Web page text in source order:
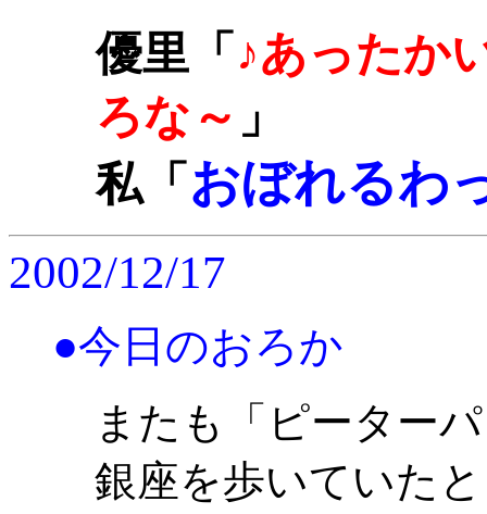
優里「 ♪あったか
ろな～ 」
私「 おぼれるわ
2002/12/17
●今日のおろか
またも「ピーター
銀座を歩いていた